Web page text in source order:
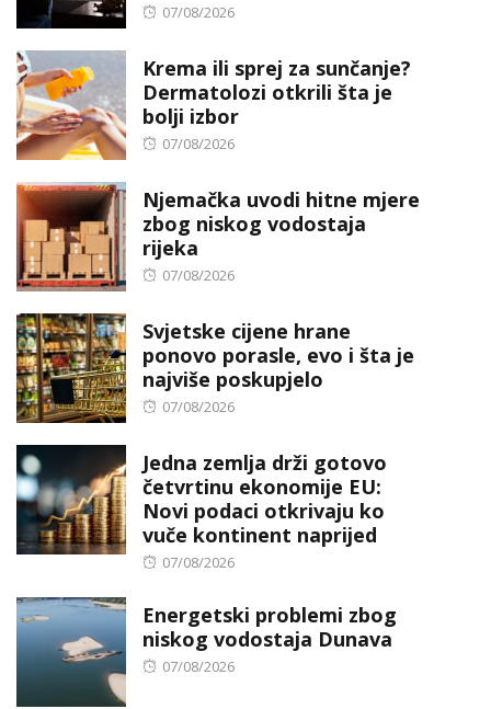
Posted
07/08/2026
Krema ili sprej za sunčanje?
Dermatolozi otkrili šta je
bolji izbor
Posted
07/08/2026
Njemačka uvodi hitne mjere
zbog niskog vodostaja
rijeka
Posted
07/08/2026
Svjetske cijene hrane
ponovo porasle, evo i šta je
najviše poskupjelo
Posted
07/08/2026
Jedna zemlja drži gotovo
četvrtinu ekonomije EU:
Novi podaci otkrivaju ko
vuče kontinent naprijed
Posted
07/08/2026
Energetski problemi zbog
niskog vodostaja Dunava
Posted
07/08/2026